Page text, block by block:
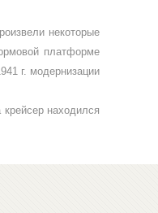
некоторые
платформе
г. мо­дернизации
находился